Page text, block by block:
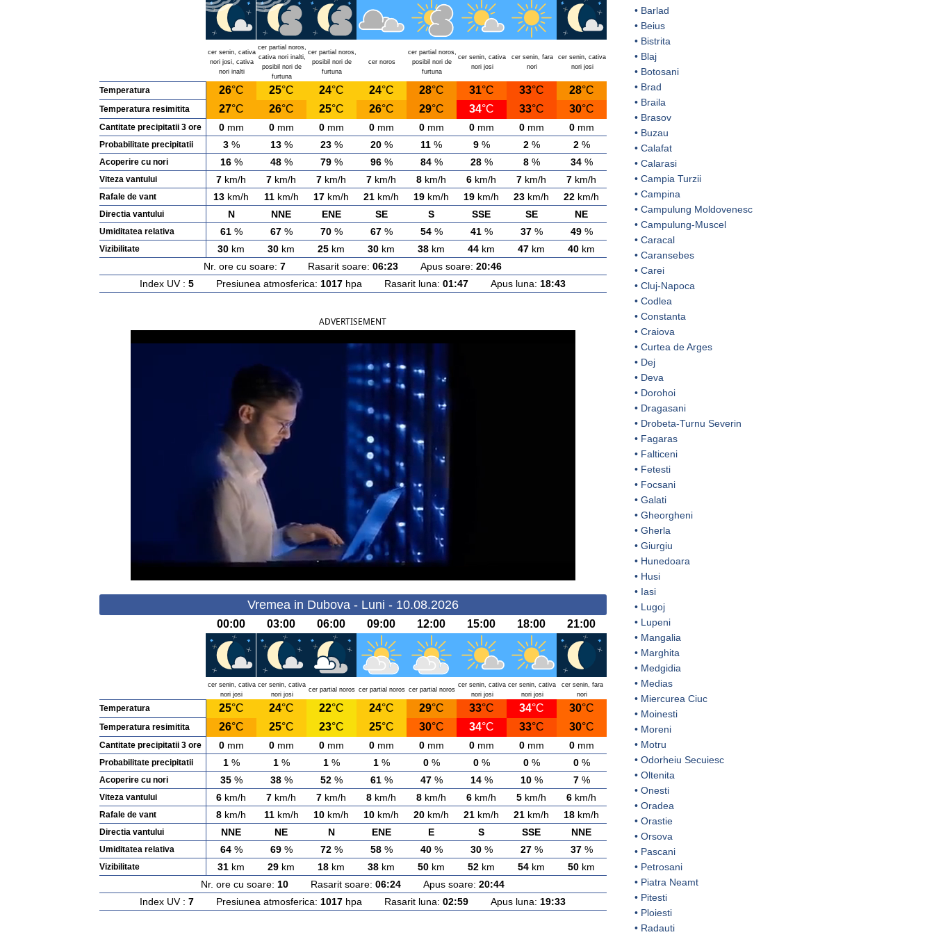
cer senin, cativa
nori josi, cativa
nori inalti
cer partial noros,
cativa nori inalti,
posibil nori de
furtuna
cer partial noros,
posibil nori de
furtuna
cer noros
cer partial noros,
posibil nori de
furtuna
cer senin, cativa
nori josi
cer senin, fara
nori
cer senin, cativa
nori josi
Temperatura 26°C 25°C 24°C 24°C 28°C 31°C 33°C 28°C
Temperatura resimitita 27°C 26°C 25°C 26°C 29°C 34°C 33°C 30°C
Cantitate precipitatii 3 ore 0mm 0mm 0mm 0mm 0mm 0mm 0mm 0mm
Probabilitate precipitatii 3% 13% 23% 20% 11 % 9% 2% 2%
Acoperire cu nori 16% 48% 79% 96% 84% 28% 8% 34%
Viteza vantului 7 km/h 7 km/h 7 km/h 7 km/h 8 km/h 6 km/h 7 km/h 7 km/h
Rafale de vant 13 km/h 11km/h 17 km/h 21 km/h 19 km/h 19 km/h 23 km/h 22 km/h
Directia vantului N NNE ENE SE S SSE SE NE
Umiditatea relativa 61% 67% 70% 67% 54% 41% 37% 49%
Vizibilitate 30 km 30 km 25 km 30 km 38 km 44 km 47 km 40 km
Nr. ore cu soare: 7 Rasarit soare: 06:23 Apus soare: 20:46
Index UV : 5 Presiunea atmosferica: 1017 hpa Rasarit luna: 01:47 Apus luna: 18:43
ADVERTISEMENT
Vremea in Dubova - Luni - 10.08.2026
00:00 03:00 06:00 09:00 12:00 15:00 18:00 21:00
cer senin, cativa
nori josi
cer senin, cativa
nori josi
cer partial noros cer partial noros cer partial noros
cer senin, cativa
nori josi
cer senin, cativa
nori josi
cer senin, fara
nori
Temperatura 25°C 24°C 22°C 24°C 29°C 33°C 34°C 30°C
Temperatura resimitita 26°C 25°C 23°C 25°C 30°C 34°C 33°C 30°C
Cantitate precipitatii 3 ore 0mm 0mm 0mm 0mm 0mm 0mm 0mm 0mm
Probabilitate precipitatii 1% 1% 1% 1% 0% 0% 0% 0%
Acoperire cu nori 35% 38% 52% 61% 47% 14% 10% 7%
Viteza vantului 6 km/h 7 km/h 7 km/h 8 km/h 8 km/h 6 km/h 5 km/h 6 km/h
Rafale de vant 8 km/h 11km/h 10 km/h 10 km/h 20 km/h 21 km/h 21 km/h 18 km/h
Directia vantului NNE NE N ENE E S SSE NNE
Umiditatea relativa 64% 69% 72% 58% 40% 30% 27% 37%
Vizibilitate 31 km 29 km 18 km 38 km 50 km 52 km 54 km 50 km
Nr. ore cu soare: 10 Rasarit soare: 06:24 Apus soare: 20:44
Index UV : 7 Presiunea atmosferica: 1017 hpa Rasarit luna: 02:59 Apus luna: 19:33
• Barlad
• Beius
• Bistrita
• Blaj
• Botosani
• Brad
• Braila
• Brasov
• Buzau
• Calafat
• Calarasi
• Campia Turzii
• Campina
• Campulung Moldovenesc
• Campulung-Muscel
• Caracal
• Caransebes
• Carei
• Cluj-Napoca
• Codlea
• Constanta
• Craiova
• Curtea de Arges
• Dej
• Deva
• Dorohoi
• Dragasani
• Drobeta-Turnu Severin
• Fagaras
• Falticeni
• Fetesti
• Focsani
• Galati
• Gheorgheni
• Gherla
• Giurgiu
• Hunedoara
• Husi
• Iasi
• Lugoj
• Lupeni
• Mangalia
• Marghita
• Medgidia
• Medias
• Miercurea Ciuc
• Moinesti
• Moreni
• Motru
• Odorheiu Secuiesc
• Oltenita
• Onesti
• Oradea
• Orastie
• Orsova
• Pascani
• Petrosani
• Piatra Neamt
• Pitesti
• Ploiesti
• Radauti